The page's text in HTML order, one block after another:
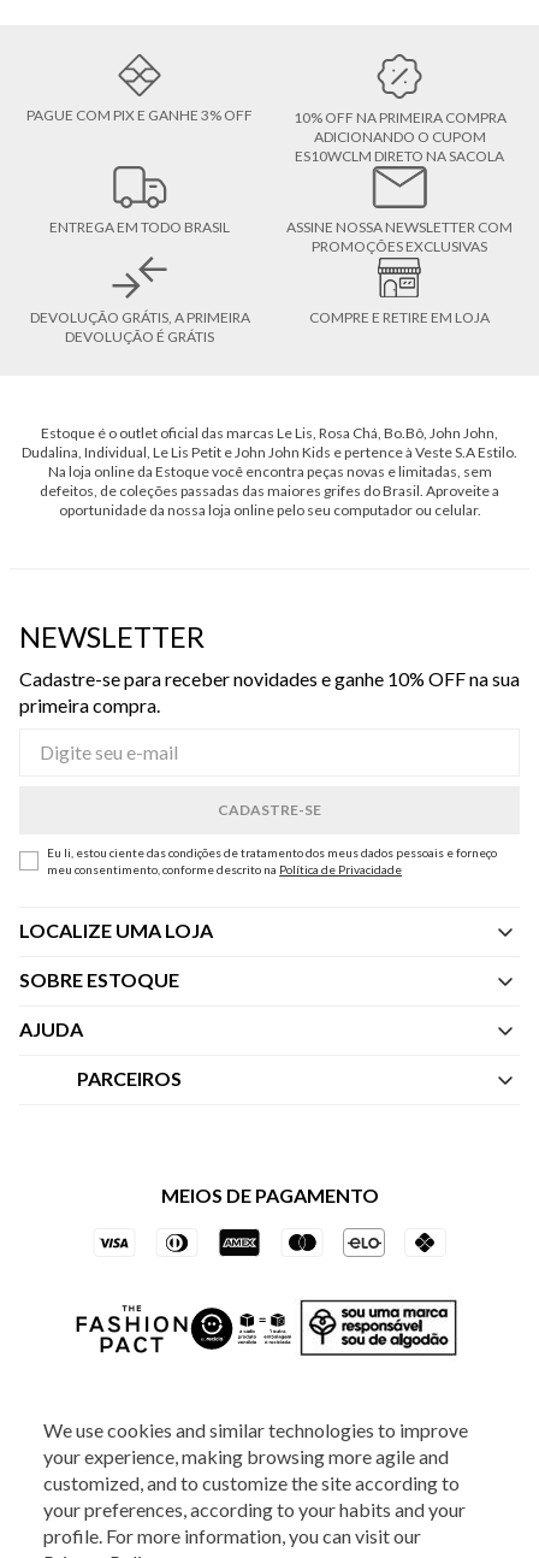
We use cookies and similar technologies to improve
your experience, making browsing more agile and
customized, and to customize the site according to
your preferences, according to your habits and your
profile. For more information, you can visit our
PAGUE COM PIX E GANHE 3% OFF
10% OFF NA PRIMEIRA COMPRA
ADICIONANDO O CUPOM
ES10WCLM DIRETO NA SACOLA
ENTREGA EM TODO BRASIL
ASSINE NOSSA NEWSLETTER COM
PROMOÇÕES EXCLUSIVAS
DEVOLUÇÃO GRÁTIS, A PRIMEIRA
DEVOLUÇÃO É GRÁTIS
COMPRE E RETIRE EM LOJA
Estoque é o outlet oficial das marcas Le Lis, Rosa Chá, Bo.Bô, John John,
Dudalina, Individual, Le Lis Petit e John John Kids e pertence à Veste S.A Estilo.
Na loja online da Estoque você encontra peças novas e limitadas, sem
defeitos, de coleções passadas das maiores grifes do Brasil. Aproveite a
oportunidade da nossa loja online pelo seu computador ou celular.
NEWSLETTER
Cadastre-se para receber novidades e ganhe 10% OFF na sua
primeira compra.
Eu li, estou ciente das condições de tratamento dos meus dados pessoais e forneço
meu consentimento, conforme descrito na Política de Privacidade
LOCALIZE UMA LOJA
SOBRE ESTOQUE
Quem Somos
AJUDA
Central de Atendimento
Trocas e Devoluções
PARCEIROS
Vai de Visa
Azul Fidelidade
MEIOS DE PAGAMENTO
2025 - Veste S.A Estilo. Todos os direitos reservados - A loja Estoque reserva-